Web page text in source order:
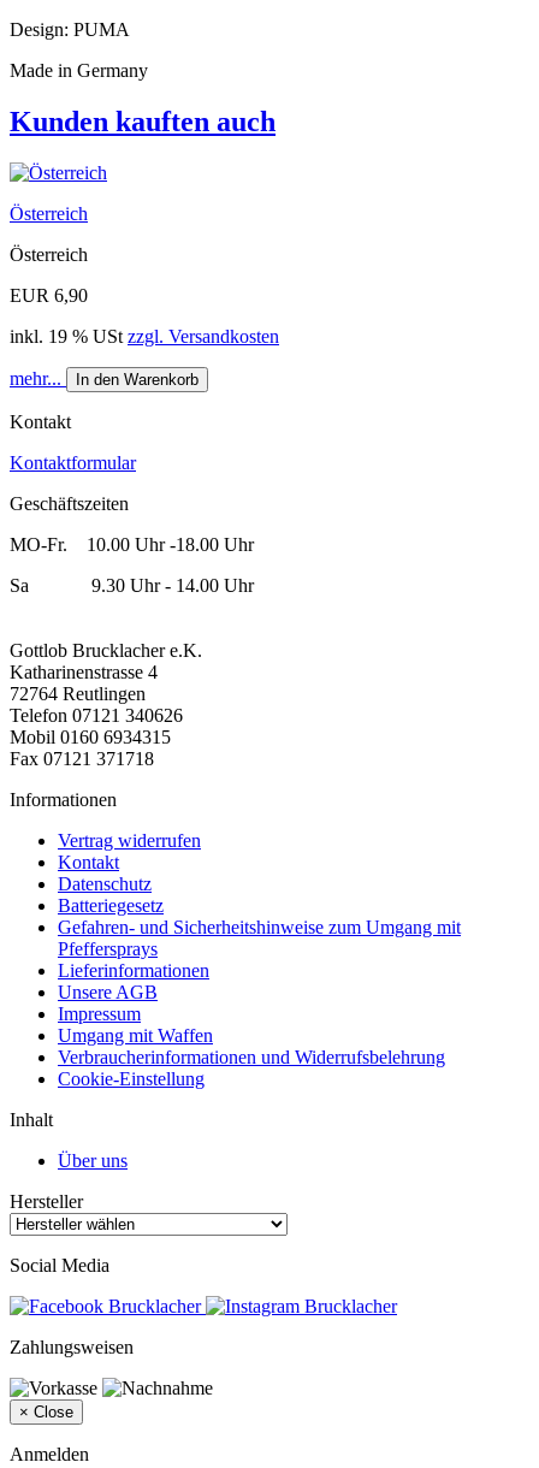
Design: PUMA
Made in Germany
Kunden kauften auch
Österreich
Österreich
EUR 6,90
inkl. 19 % USt zzgl. Versandkosten
mehr... In den Warenkorb
Kontakt
Kontaktformular
Geschäftszeiten
MO-Fr. 10.00 Uhr -18.00 Uhr
Sa 9.30 Uhr - 14.00 Uhr
Gottlob Brucklacher e.K.
Katharinenstrasse 4
72764 Reutlingen
Telefon 07121 340626
Mobil 0160 6934315
Fax 07121 371718
Informationen
Vertrag widerrufen
Kontakt
Datenschutz
Batteriegesetz
Gefahren- und Sicherheitshinweise zum Umgang mit
Pfeffersprays
Lieferinformationen
Unsere AGB
Impressum
Umgang mit Waffen
Verbraucherinformationen und Widerrufsbelehrung
Cookie-Einstellung
Inhalt
Über uns
Hersteller
Social Media
Zahlungsweisen
× Close
Anmelden